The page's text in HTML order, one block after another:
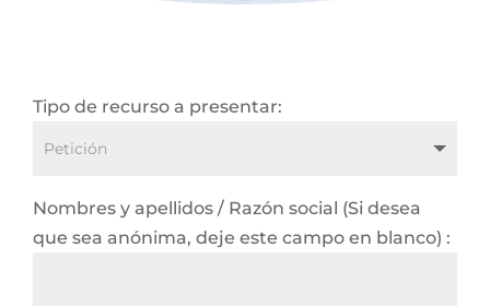
Tipo de recurso a presentar:
Nombres y apellidos / Razón social (Si desea
que sea anónima, deje este campo en blanco) :